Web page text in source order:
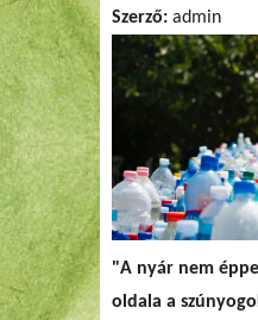
Szerző: admin
"A nyár nem
oldala a